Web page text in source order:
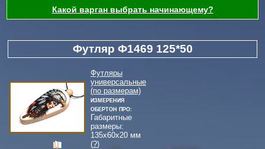
Какой варган выбрать начинающему?
Футляр Ф1469 125*50
Футляры
универсальные
(по размерам)
Измерения
Обертон Про:
Габаритные
размеры:
135x60x20 мм
(?)